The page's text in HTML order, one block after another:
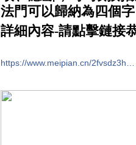
法門可以歸納為四個
詳細內容-請點擊鏈接
https://www.meipian.cn/2fvsdz3h…